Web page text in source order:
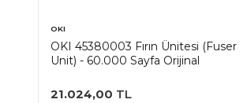
OKI
OKI 45380003 Fırın Ünitesi (Fuser
Unit) - 60.000 Sayfa Orijinal
21.024,00 TL